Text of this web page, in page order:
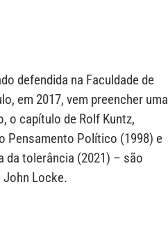
defendida na Faculdade de
em 2017, vem preencher uma
o capítulo de Rolf Kuntz,
Pensamento Político (1998) e
da tolerância (2021) – são
Locke.